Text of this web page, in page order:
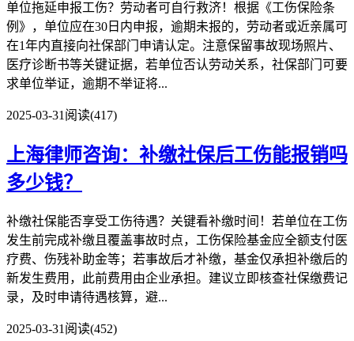
单位拖延申报工伤？劳动者可自行救济！根据《工伤保险条
例》，单位应在30日内申报，逾期未报的，劳动者或近亲属可
在1年内直接向社保部门申请认定。注意保留事故现场照片、
医疗诊断书等关键证据，若单位否认劳动关系，社保部门可要
求单位举证，逾期不举证将...
2025-03-31 阅读(417)
上海律师咨询：补缴社保后工伤能报销吗
多少钱？
补缴社保能否享受工伤待遇？关键看补缴时间！若单位在工伤
发生前完成补缴且覆盖事故时点，工伤保险基金应全额支付医
疗费、伤残补助金等；若事故后才补缴，基金仅承担补缴后的
新发生费用，此前费用由企业承担。建议立即核查社保缴费记
录，及时申请待遇核算，避...
2025-03-31 阅读(452)